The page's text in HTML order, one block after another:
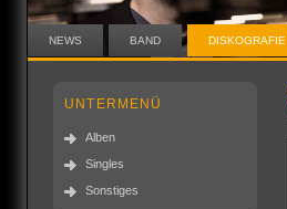
NEWS BAND DISKOGRAFIE
UNTERMENÜ
Alben
Singles
Sonstiges